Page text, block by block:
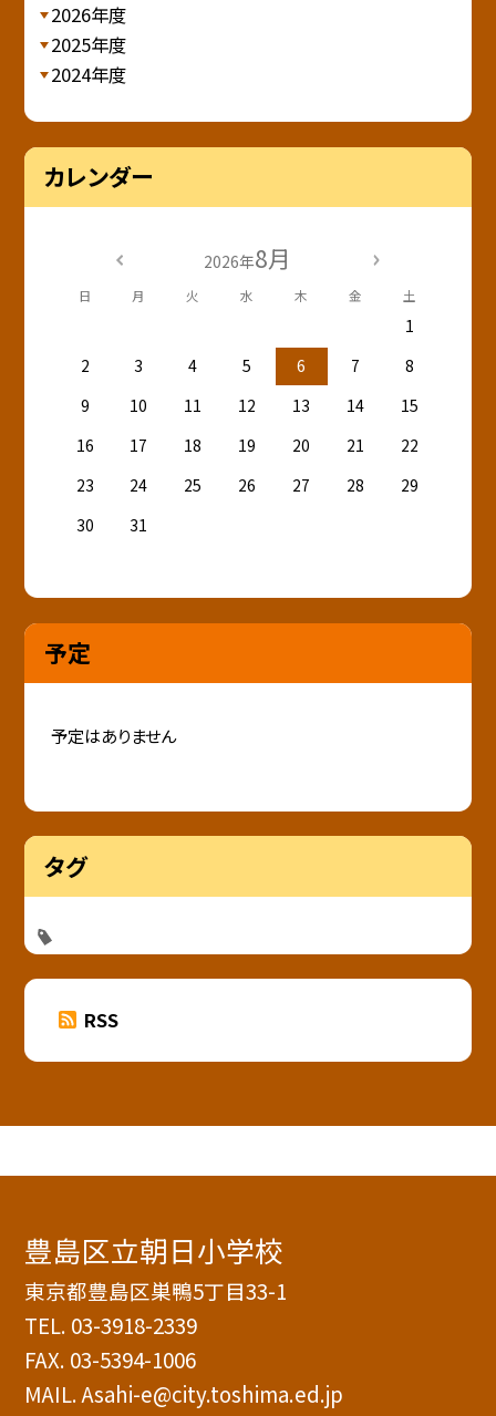
2026年度
2025年度
2024年度
カレンダー
2026年8月
日 月 火 水 木 金 土
1
2
3 4 5 6 7
8
9
10 11 12 13 14
15
16
17 18 19 20 21
22
23
24 25 26 27 28
29
30
31
予定
予定はありません
タグ
RSS
豊島区立朝日小学校
東京都豊島区巣鴨5丁目33-1
TEL. 03-3918-2339
FAX. 03-5394-1006
MAIL. Asahi-e@city.toshima.ed.jp